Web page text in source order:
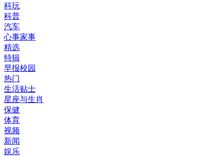
科玩
科普
汽车
心事家事
精选
特辑
早报校园
热门
生活贴士
星座与生肖
保健
体育
视频
新闻
娱乐